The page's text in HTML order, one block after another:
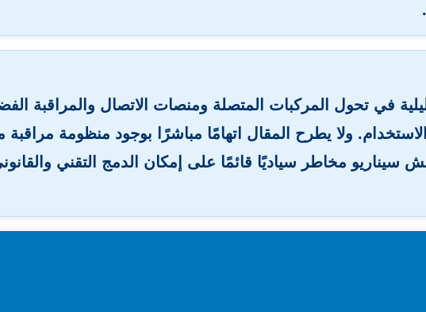
في تحول المركبات المتصلة ومنصات الاتصال والمراقبة
ولا يطرح المقال اتهامًا مباشرًا بوجود منظومة
سيناريو مخاطر سياديًا قائمًا على إمكان الدمج التقني